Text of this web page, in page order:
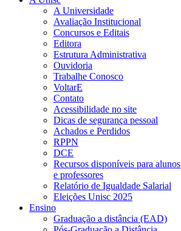
A Universidade
Avaliação Institucional
Concursos e Editais
Editora
Estrutura Administrativa
Ouvidoria
Trabalhe Conosco
VoltarE
Contato
Acessibilidade no site
Dicas de segurança pessoal
Achados e Perdidos
RPPN
DCE
Recursos disponíveis para alunos
e professores
Relatório de Igualdade Salarial
Eleições Unisc 2025
Ensino
Graduação a distância (EAD)